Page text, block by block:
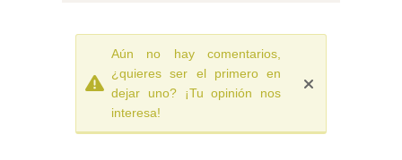
Aún no hay comentarios,
¿quieres ser el primero en
dejar uno? ¡Tu opinión nos
interesa!